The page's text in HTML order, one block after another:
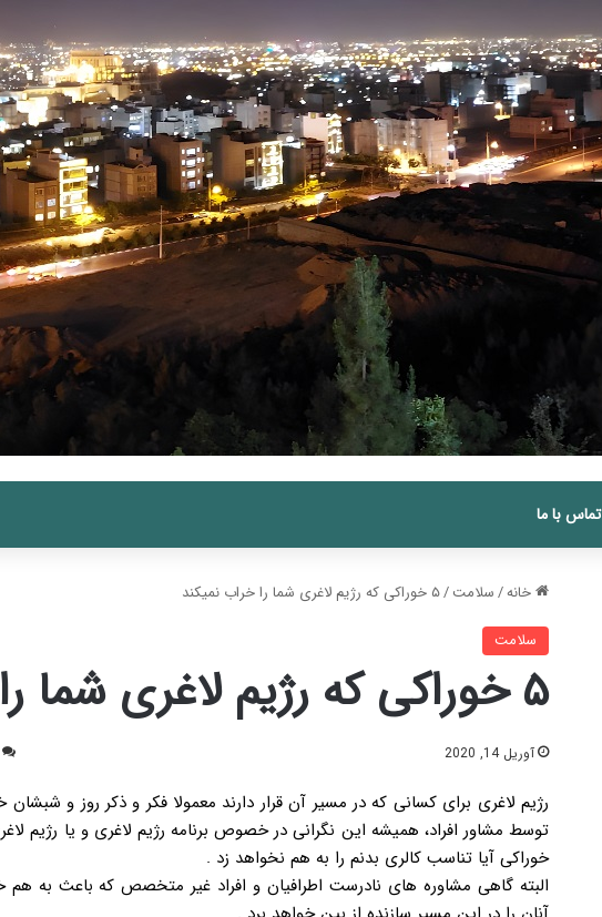
تماس با ما
خانه/سلامت/۵ خوراکی که رژیم لاغری شما را خراب نمیکند
سلامت
۵ خوراکی که رژیم لاغری شما را خراب نمیکند
آوریل 14, 2020
رژیم لاغری برای کسانی که در مسیر آن قرار دارند معمولا فکر و ذکر روز و
توسط مشاور افراد، همیشه این نگرانی در خصوص برنامه رژیم لاغری و یا رژیم
خوراکی آیا تناسب کالری بدنم را به هم نخواهد زد .
البته گاهی مشاوره های نادرست اطرافیان و افراد غیر متخصص که باعث به هم